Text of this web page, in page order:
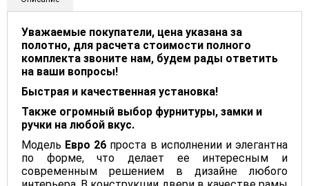
Уважаемые покупатели, цена указана за
полотно, для расчета стоимости полного
комплекта звоните нам, будем рады ответить
на ваши вопросы!
Быстрая и качественная установка!
Также огромный выбор фурнитуры, замки и
ручки на любой вкус.
Модель Евро 26 проста в исполнении и элегантна
по форме, что делает ее интересным и
современным решением в дизайне любого